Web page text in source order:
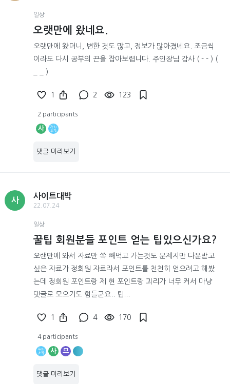
일상
오랫만에 왔네요.
오랫만에 왔더니, 변한 것도 많고, 정보가 많아졌네요. 조금씩
이라도 다시 공부의 끈을 잡아보렵니다. 주인장님 감사 ( - - ) (
_ _ )
1 2 123
2 participants
사
댓글 미리보기
사
사이트대박
22.07.24
일상
꿀팁 회원분들 포인트 얻는 팁있으신가요?
오랜만에 와서 자료만 쏙 빼먹고 가는것도 문제지만 다운받고
싶은 자료가 정회원 자료라서 포인트를 천천히 얻으려고 해봤
는데 정회원 포인트랑 제 현 포인트랑 괴리가 너무 커서 마냥
댓글로 모으기도 힘들군요.. 팁...
1 4 170
4 participants
사 므
댓글 미리보기